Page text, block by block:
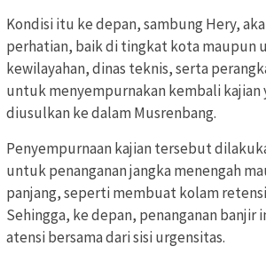
Kondisi itu ke depan, sambung Hery,
perhatian, baik di tingkat kota maupun
kewilayahan, dinas teknis, serta
untuk menyempurnakan kembali kajian
diusulkan ke dalam Musrenbang.
Penyempurnaan kajian tersebut
untuk penanganan jangka menengah
panjang, seperti membuat kolam
Sehingga, ke depan, penanganan banjir
atensi bersama dari sisi urgensitas.